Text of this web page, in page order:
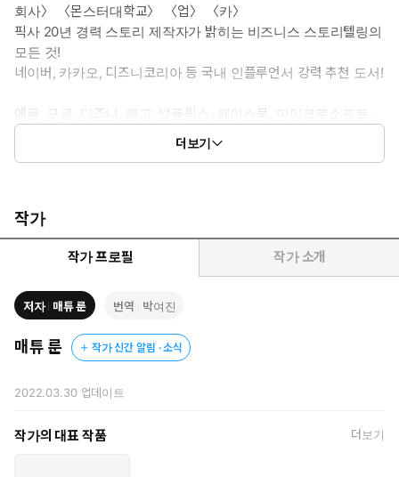
회사〉 〈몬스터대학교〉 〈업〉 〈카〉
픽사 20년 경력 스토리 제작자가 밝히는 비즈니스 스토리텔링의
모든 것!
네이버, 카카오, 디즈니코리아 등 국내 인플루언서 강력 추천 도서!
애플, 구글, 디즈니, 레고, 넷플릭스, 페이스북, 마이크로소프트,
코카콜라, 폭스바겐, 아디다스 등… 유명 글로벌 기업들이 픽사
최고의 스토리텔러 매튜 룬을 찾는 이유는? <토이 스토리> <니
가 만들어낸 히트작만 보아도 알 수 있다. 매튜 룬은 현재 미국에
서 가장 잘나가는 비즈니스 스토리텔링 컨설턴트이자 인기 강연
기업들은 왜 스토리텔링에 열광하는가? 바로 스토리가 가진 힘 때문
이다. 똑같은 메시지나 데이터라도 날것 그대로 전달하는 것과 스토
리를 결합해 전달하는 것은 효과가 천지 차이다. 인지심리학자 제롬
브루너에 따르면, 사람은 스토리를 통해 정보를 접할 때 무려 22배
나 잘 기억한다고 한다. 소설 『정글북』의 작가 러디어드 키플링은
라고 말했다. 매력적인 스토리는 고객의 시선을 사로잡고, 공감을 사
지니고 있다.
더보기
작가
작가 프로필 작가 소개
저자 매튜 룬 번역 박여진
매튜 룬 작가 신간 알림 · 소식
2022.03.30업데이트
작가의 대표 작품 더보기